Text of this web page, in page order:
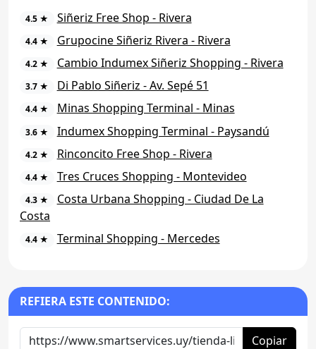
4.5 ★ Siñeriz Free Shop - Rivera
4.4 ★ Grupocine Siñeriz Rivera - Rivera
4.2 ★ Cambio Indumex Siñeriz Shopping - Rivera
3.7 ★ Di Pablo Siñeriz - Av. Sepé 51
4.4 ★ Minas Shopping Terminal - Minas
3.6 ★ Indumex Shopping Terminal - Paysandú
4.2 ★ Rinconcito Free Shop - Rivera
4.4 ★ Tres Cruces Shopping - Montevideo
4.3 ★
Costa Urbana Shopping - Ciudad De La
Costa
4.4 ★ Terminal Shopping - Mercedes
REFIERA ESTE CONTENIDO:
Copiar